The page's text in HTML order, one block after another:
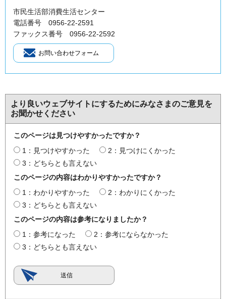
市民生活部消費生活センター
電話番号 0956-22-2591
ファックス番号 0956-22-2592
より良いウェブサイトにするためにみなさまのご意見を
お聞かせください
このページは見つけやすかったですか？
1：見つけやすかった
2：見つけにくかった
3：どちらとも言えない
このページの内容はわかりやすかったですか？
1：わかりやすかった
2：わかりにくかった
3：どちらとも言えない
このページの内容は参考になりましたか？
1：参考になった
2：参考にならなかった
3：どちらとも言えない